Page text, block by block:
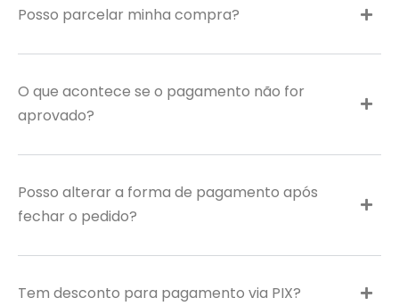
Posso parcelar minha compra?
O que acontece se o pagamento não for
aprovado?
Posso alterar a forma de pagamento após
fechar o pedido?
Tem desconto para pagamento via PIX?